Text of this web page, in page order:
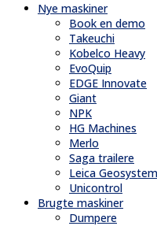
Nye maskiner
Book en demo
Takeuchi
Kobelco Heavy
EvoQuip
EDGE Innovate
Giant
NPK
HG Machines
Merlo
Saga trailere
Leica
Unicontrol
Brugte maskiner
Dumpere